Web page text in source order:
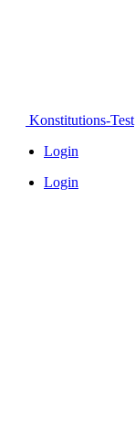
Konstitutions-Test
Login
Login